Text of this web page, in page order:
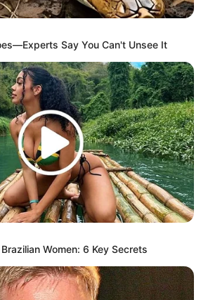
instagram/taskyanamya)
tak kalah cantiknya
Say You Can't Unsee It
Women: 6 Key Secrets